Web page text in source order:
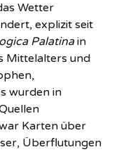
Wetter
explizit seit
Palatinain
Mittelalters und
wurden in
Karten über
Überflutungen